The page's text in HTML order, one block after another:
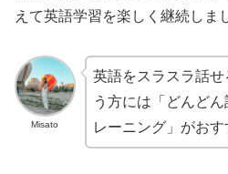
えて英語学習を楽しく継続しま
Misato
英語をスラスラ話
う方には「どんど
レーニング」がおす